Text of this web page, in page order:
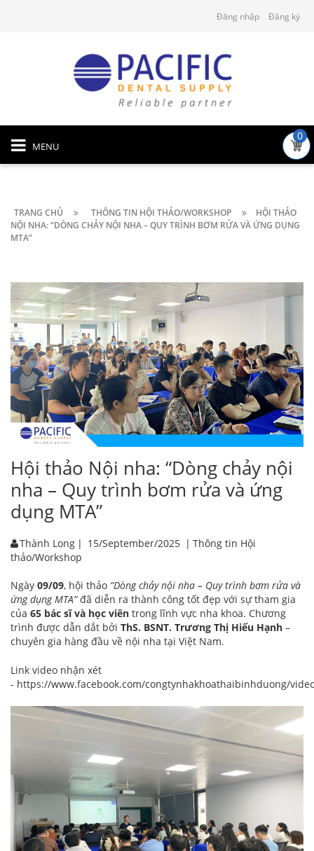
Đăng nhập Đăng ký
MENU
0
TRANG CHỦ THÔNG TIN HỘI THẢO/WORKSHOP
HỘI THẢO
NỘI NHA: “DÒNG CHẢY NỘI NHA – QUY TRÌNH BƠM RỬA VÀ ỨNG DỤNG
MTA”
Hội thảo Nội nha: “Dòng chảy nội
nha – Quy trình bơm rửa và ứng
dụng MTA”
Thành Long | 15/September/2025 | Thông tin Hội
thảo/Workshop
Ngày 09/09, hội thảo “Dòng chảy nội nha – Quy trình bơm rửa và
ứng dụng MTA”đã diễn ra thành công tốt đẹp với sự tham gia
của 65 bác sĩ và học viên trong lĩnh vực nha khoa. Chương
trình được dẫn dắt bởi ThS. BSNT. Trương Thị Hiếu Hạnh –
chuyên gia hàng đầu về nội nha tại Việt Nam.
Link video nhận xét
- https://www.facebook.com/congtynhakhoathaibinhduong/